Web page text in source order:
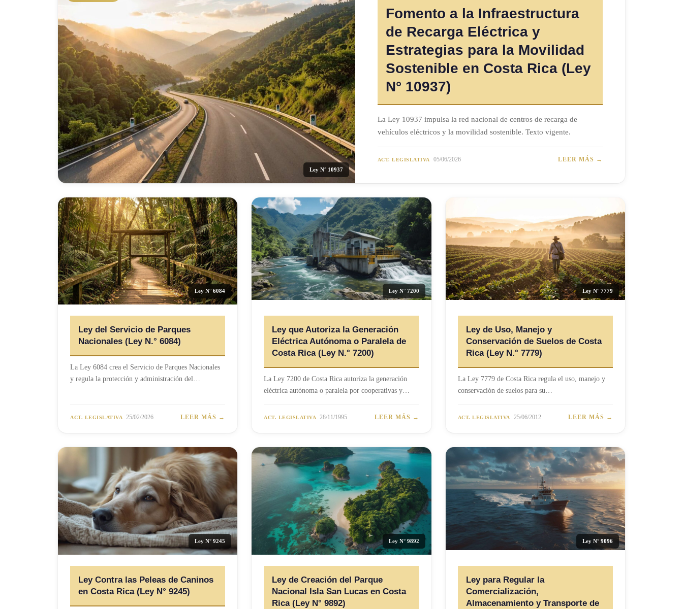
Ley N° 10937
Fomento a la Infraestructura
de Recarga Eléctrica y
Estrategias para la Movilidad
Sostenible en Costa Rica (Ley
N° 10937)
La Ley 10937 impulsa la red nacional de centros de recarga de
vehículos eléctricos y la movilidad sostenible. Texto vigente.
ACT. LEGISLATIVA 05/06/2026 LEER MÁS →
Ley N° 6084
Ley del Servicio de Parques
Nacionales (Ley N.° 6084)
La Ley 6084 crea el Servicio de Parques Nacionales
y regula la protección y administración del…
ACT. LEGISLATIVA 25/02/2026 LEER MÁS →
Ley N° 7200
Ley que Autoriza la Generación
Eléctrica Autónoma o Paralela de
Costa Rica (Ley N.° 7200)
La Ley 7200 de Costa Rica autoriza la generación
eléctrica autónoma o paralela por cooperativas y…
ACT. LEGISLATIVA 28/11/1995 LEER MÁS →
Ley N° 7779
Ley de Uso, Manejo y
Conservación de Suelos de Costa
Rica (Ley N.° 7779)
La Ley 7779 de Costa Rica regula el uso, manejo y
conservación de suelos para su…
ACT. LEGISLATIVA 25/06/2012 LEER MÁS →
Ley N° 9245
Ley Contra las Peleas de Caninos
en Costa Rica (Ley N° 9245)
Ley N° 9892
Ley de Creación del Parque
Nacional Isla San Lucas en Costa
Rica (Ley N° 9892)
Ley N° 9096
Ley para Regular la
Comercialización,
Almacenamiento y Transporte de